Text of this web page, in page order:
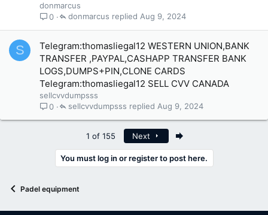
donmarcus
0
Aug 9, 2024
donmarcus
S
Telegram:thomasliegal12 WESTERN UNION,BANK
TRANSFER ,PAYPAL,CASHAPP TRANSFER BANK
LOGS,DUMPS+PIN,CLONE CARDS
Telegram:thomasliegal12 SELL CVV CANADA
sellcvvdumpsss
0
Aug 9, 2024
sellcvvdumpsss
1 of 155 Next
You must log in or register to post here.
Padel equipment